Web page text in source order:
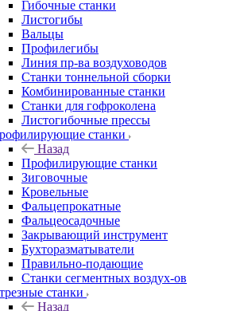
Гибочные станки
Листогибы
Вальцы
Профилегибы
Линия пр-ва воздуховодов
Станки тоннельной сборки
Комбинированные станки
Станки для гофроколена
Листогибочные прессы
станки
Назад
Профилирующие станки
Зиговочные
Кровельные
Фальцепрокатные
Фальцеосадочные
Закрывающий инструмент
Бухторазматыватели
Правильно-подающие
Станки сегментных воздух-ов
станки
Назад